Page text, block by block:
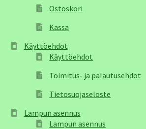
Ostoskori
Kassa
Käyttöehdot
Käyttöehdot
Toimitus- ja palautusehdot
Tietosuojaseloste
Lampun asennus
Lampun asennus